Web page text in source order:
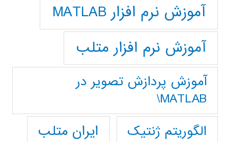
آموزش نرم افزار MATLAB
آموزش نرم افزار متلب
آموزش پردازش تصوير در
MATLAB\
الگوریتم ژنتیک
ایران متلب